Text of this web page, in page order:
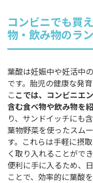
コンビニでも買
物・飲み物のラ
葉酸は妊娠中や妊活中
です。胎児の健康な発
ここでは、コンビニエ
含む食べ物や飲み物を
り、サンドイッチにも
葉物野菜を使ったスム
す。これらは手軽に摂
く取り入れることがで
便利に手に入るため、
ことで、効率的に葉酸